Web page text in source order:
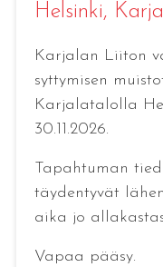
Helsinki,
Karjalan Liiton
syttymisen
Karjalatalolla
30.11.2026.
Tapahtuman
täydentyvät
aika jo
Vapaa pääsy.